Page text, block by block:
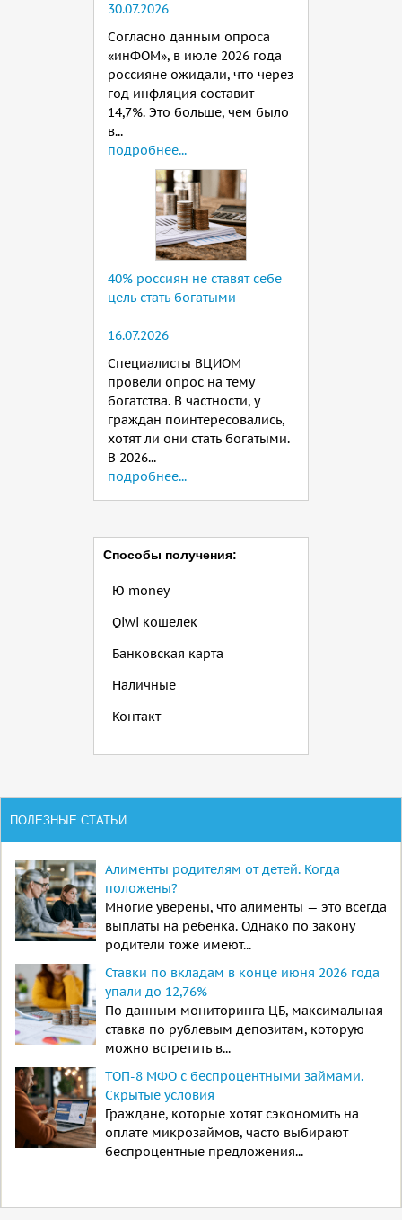
30.07.2026
Согласно данным опроса
«инФОМ», в июле 2026 года
россияне ожидали, что через
год инфляция составит
14,7%. Это больше, чем было
в...
подробнее...
40% россиян не ставят себе
цель стать богатыми
16.07.2026
Специалисты ВЦИОМ
провели опрос на тему
богатства. В частности, у
граждан поинтересовались,
хотят ли они стать богатыми.
В 2026...
подробнее...
Способы получения:
Ю money
Qiwi кошелек
Банковская карта
Наличные
Контакт
ПОЛЕЗНЫЕ СТАТЬИ
Алименты родителям от детей. Когда
положены?
Многие уверены, что алименты — это всегда
выплаты на ребенка. Однако по закону
родители тоже имеют...
Ставки по вкладам в конце июня 2026 года
упали до 12,76%
По данным мониторинга ЦБ, максимальная
ставка по рублевым депозитам, которую
можно встретить в...
ТОП-8 МФО с беспроцентными займами.
Скрытые условия
Граждане, которые хотят сэкономить на
оплате микрозаймов, часто выбирают
беспроцентные предложения...